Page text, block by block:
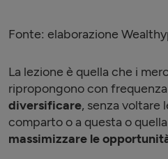
Fonte: elaborazione
La lezione è quella che i
ripropongono con
diversificare, senza voltare
comparto o a questa o
massimizzare le